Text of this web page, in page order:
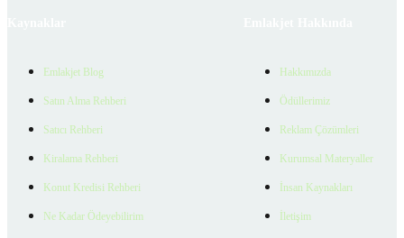
Emlakjet Blog
Satın Alma Rehberi
Satıcı Rehberi
Kiralama Rehberi
Konut Kredisi Rehberi
Ne Kadar Ödeyebilirim
Hakkımızda
Ödüllerimiz
Reklam Çözümleri
Kurumsal Materyaller
İnsan Kaynakları
İletişim